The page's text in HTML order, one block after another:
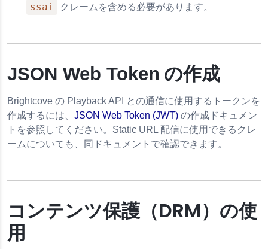
ssai クレームを含める必要があります。
JSON Web Token の作成
Brightcove の Playback API との通信に使用するトークンを
作成するには、 JSON Web Token (JWT) の作成ドキュメン
トを参照してください。Static URL 配信に使用できるクレ
ームについても、同ドキュメントで確認できます。
コンテンツ保護（DRM）の使
用